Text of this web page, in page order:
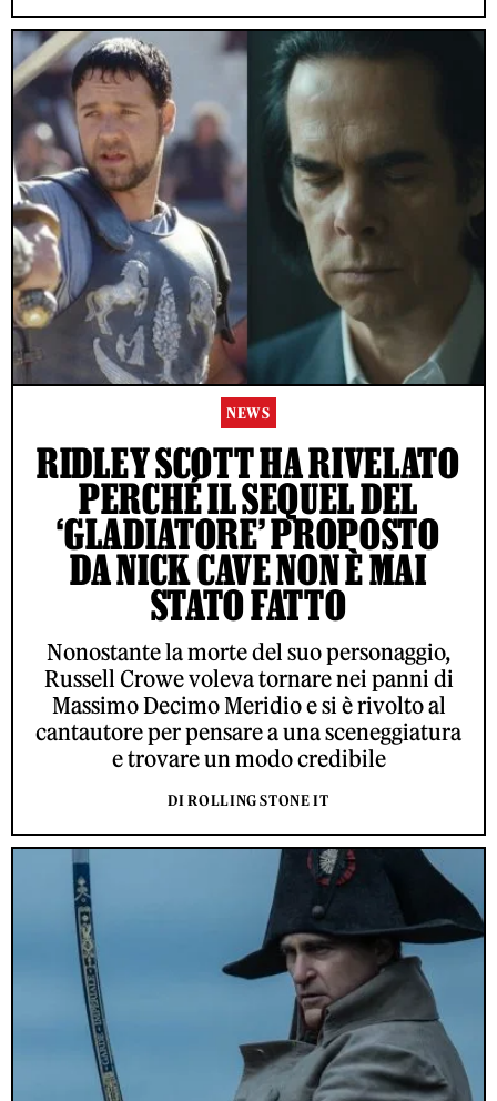
NEWS
RIDLEY SCOTT HA RIVELATO
PERCHÉ IL SEQUEL DEL
‘GLADIATORE’ PROPOSTO
DA NICK CAVE NON È MAI
STATO FATTO
Nonostante la morte del suo personaggio,
Russell Crowe voleva tornare nei panni di
Massimo Decimo Meridio e si è rivolto al
cantautore per pensare a una sceneggiatura
e trovare un modo credibile
DI ROLLING STONE IT